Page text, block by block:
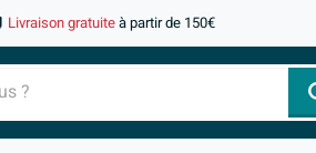
Livraison gratuiteà partir de 150€